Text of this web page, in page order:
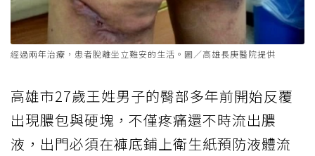
經過兩年治療，患者脫離坐立難安的生活。圖／高雄長庚醫院提供
高雄市27歲王姓男子的臀部多年前開始反覆
出現膿包與硬塊，不僅疼痛還不時流出膿
液，出門必須在褲底鋪上衛生紙預防液體流